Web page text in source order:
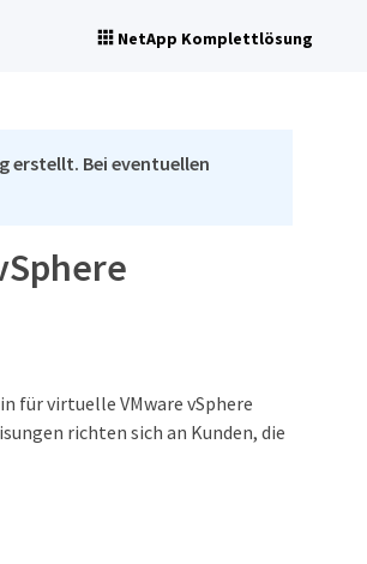
NetApp Komplettlösung
erstellt. Bei eventuellen
für virtuelle VMware vSphere
richten sich an Kunden, die